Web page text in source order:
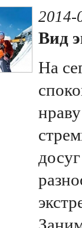
2014-
Вид
На